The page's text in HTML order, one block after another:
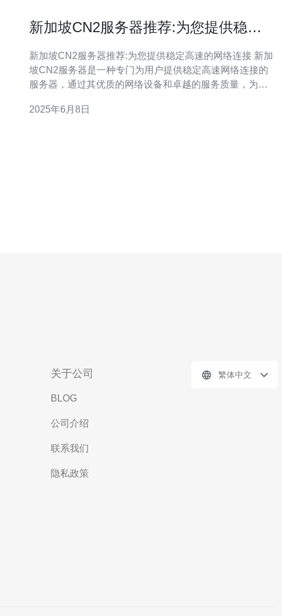
新加坡CN2服务器推荐:为您提供稳定
新加坡CN2服务器推荐:为您提供稳定高速的网络连接 新加
坡CN2服务器是一种专门为用户提供稳定高速网络连接的
服务器，通过其优质的网络设备和卓越的服务质量，为用
有以下优点： 稳定性高：采用高品质网络设备，确保网络
2025年6月8日
关于公司
BLOG
公司介绍
联系我们
隐私政策
繁体中文